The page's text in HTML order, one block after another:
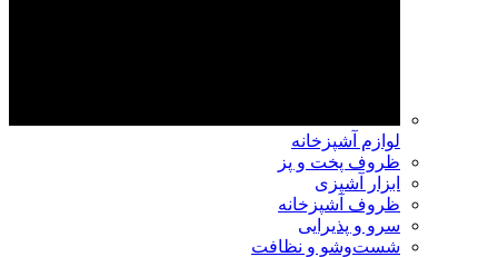
لوازم آشپزخانه
ظروف پخت و پز
ابزار آشپزی
ظروف آشپزخانه
سرو و پذیرایی
شست‌وشو و نظافت